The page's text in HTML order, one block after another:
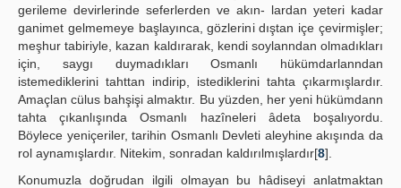
gerileme devirlerinde seferlerden ve akın- lardan yeteri kadar
ganimet gelmemeye başlayınca, gözlerini dıştan içe çevirmişler;
meşhur tabiriyle, kazan kaldırarak, kendi soylanndan olmadıkları
için, saygı duymadıkları Osmanlı hükümdarlanndan
istemediklerini tahttan indirip, istediklerini tahta çıkarmışlardır.
Amaçlan cülus bahşişi almaktır. Bu yüzden, her yeni hükümdann
tahta çıkanlışında Osmanlı hazîneleri âdeta boşalıyordu.
Böylece yeniçeriler, tarihin Osmanlı Devleti aleyhine akışında da
rol aynamışlardır. Nitekim, sonradan kaldırılmışlardır[8].
Konumuzla doğrudan ilgili olmayan bu hâdiseyi anlatmaktan